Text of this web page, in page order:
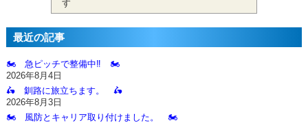
す
最近の記事
🏍️ 急ピッチで整備中‼️ 🏍️
2026年8月4日
🛵 釧路に旅立ちます。 🛵
2026年8月3日
🏍️ 風防とキャリア取り付けました。 🏍️